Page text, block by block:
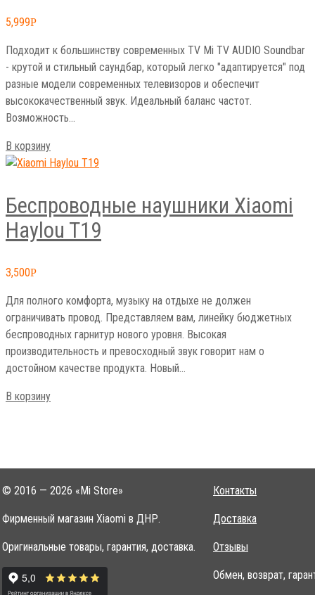
5,999Р
Подходит к большинству современных TV Mi TV AUDIO Soundbar
- крутой и стильный саундбар, который легко "адаптируется" под
разные модели современных телевизоров и обеспечит
высококачественный звук. Идеальный баланс частот.
Возможность…
В корзину
Беспроводные наушники Xiaomi
Haylou T19
3,500Р
Для полного комфорта, музыку на отдыхе не должен
ограничивать провод. Представляем вам, линейку бюджетных
беспроводных гарнитур нового уровня. Высокая
производительность и превосходный звук говорит нам о
достойном качестве продукта. Новый…
В корзину
© 2016 — 2026 «Mi Store»
Фирменный магазин Xiaomi в ДНР.
Оригинальные товары, гарантия, доставка.
Контакты
Доставка
Отзывы
Обмен, возврат,